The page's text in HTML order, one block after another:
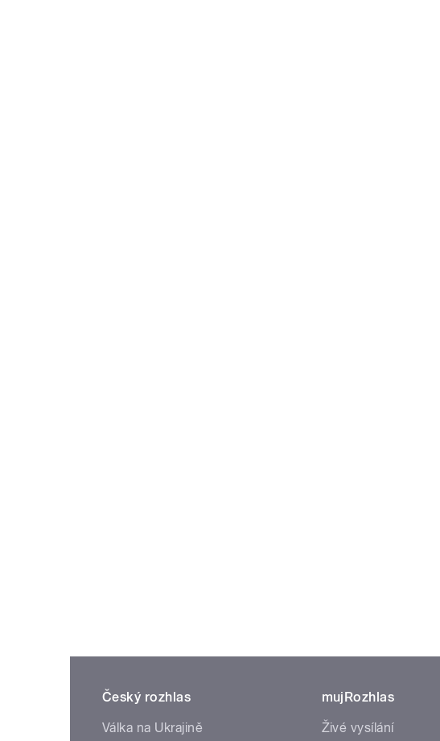
Český rozhlas
Válka na Ukrajině
mujRozhlas
Živé vysílání